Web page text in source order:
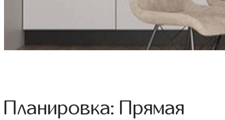
Планировка: Прямая